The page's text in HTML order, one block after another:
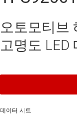
오토모티브
고명도 LED
데이터 시트